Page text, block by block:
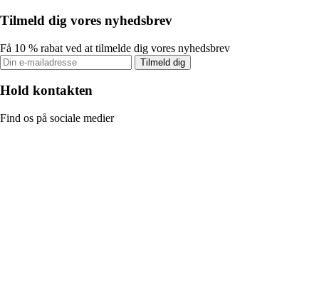
Tilmeld dig vores nyhedsbrev
Få 10 % rabat ved at tilmelde dig vores nyhedsbrev
Tilmeld dig
Hold kontakten
Find os på sociale medier